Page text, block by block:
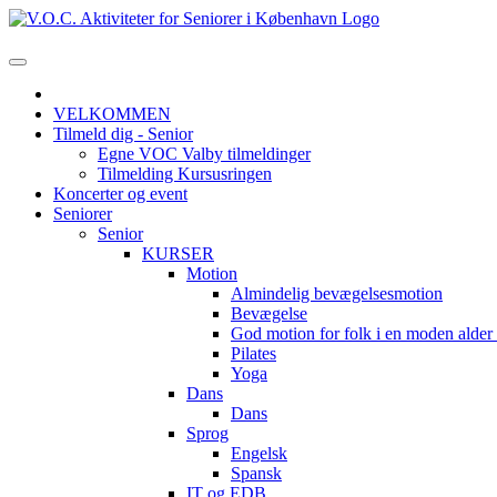
VELKOMMEN
Tilmeld dig - Senior
Egne VOC Valby tilmeldinger
Tilmelding Kursusringen
Koncerter og event
Seniorer
Senior
KURSER
Motion
Almindelig bevægelsesmotion
Bevægelse
God motion for folk i en moden
Pilates
Yoga
Dans
Dans
Sprog
Engelsk
Spansk
IT og EDB